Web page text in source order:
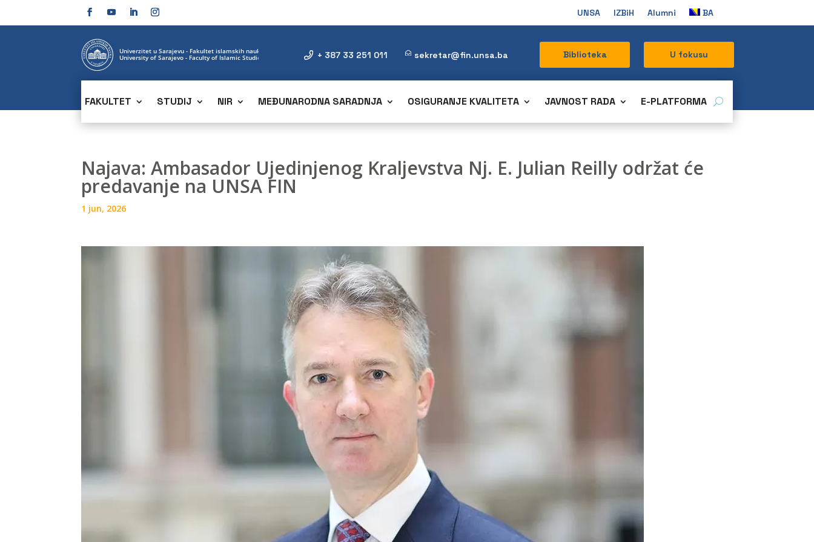
UNSA IZBiH Alumni BA
+ 387 33 251 011 sekretar@fin.unsa.ba Biblioteka U fokusu
FAKULTET STUDIJ NIR MEĐUNARODNA SARADNJA OSIGURANJE KVALITETA JAVNOST RADA E-PLATFORMA
Najava: Ambasador Ujedinjenog Kraljevstva Nj. E. Julian Reilly održat će
predavanje na UNSA FIN
1 jun, 2026